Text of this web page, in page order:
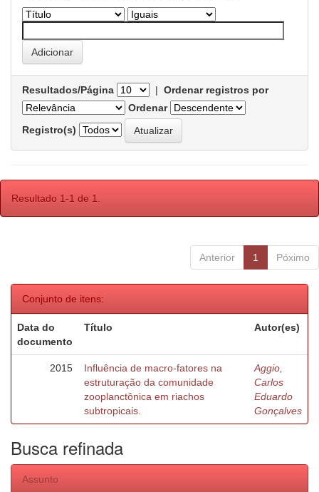
Resultados/Página | Ordenar registros por
Ordenar
Registro(s)
Resultado 1-1 de 1.
Anterior 1 Póximo
Conjunto de itens:
Data do
documento
Título Autor(es)
2015
Influência de macro-fatores na
estruturação da comunidade
zooplanctônica em riachos
subtropicais.
Aggio,
Carlos
Eduardo
Gonçalves
Busca refinada
Assunto